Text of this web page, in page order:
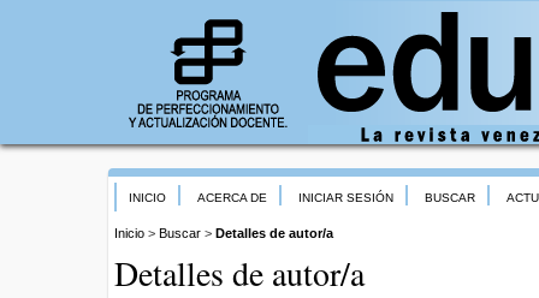
INICIO ACERCA DE INICIAR SESIÓN BUSCAR
Inicio > Buscar > Detalles de autor/a
Detalles de autor/a